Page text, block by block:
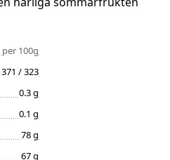
per 100g
/ 323
0.3 g
0.1 g
78 g
67 g